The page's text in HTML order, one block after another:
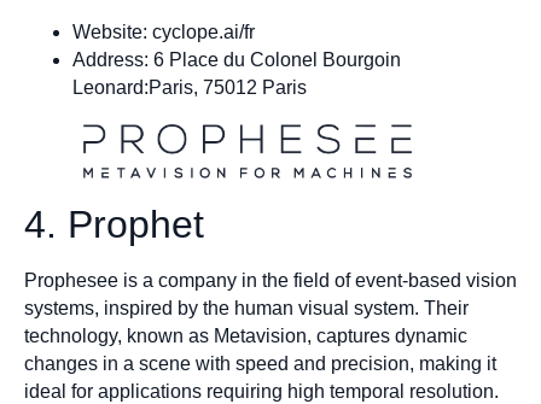
Website: cyclope.ai/fr
Address: 6 Place du Colonel Bourgoin
Leonard:Paris, 75012 Paris
4. Prophet
Prophesee is a company in the field of event-based vision
systems, inspired by the human visual system. Their
technology, known as Metavision, captures dynamic
changes in a scene with speed and precision, making it
ideal for applications requiring high temporal resolution.